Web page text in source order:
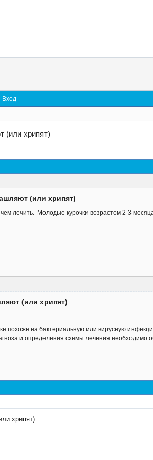
Вход
(или хрипят)
(или хрипят)
лечить. Молодые курочки возрастом 2-3
(или хрипят)
похоже на бактериальную или вирусную
и определения схемы лечения необходимо
хрипят)